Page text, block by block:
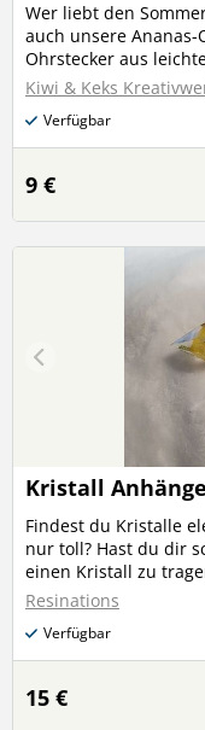
Wer liebt den
auch unsere
Ohrstecker aus
und sehen darüber
rund mit einer
Sommerfrucht: Die
sie dir gleich aus
Produktmaße
Höhe: ca. 10 mm Produktmaße Ohrstecker Ananas
Ausgeschnitten
Kiwi & Keks
Verfügbar
9 €
Kristall
Findest du Kristalle
nur toll? Hast du dir
einen Kristall zu
eingearbeitet ist?
Kristallanhänger an.
Kristall aussehen soll
Bildern? Dann freue
Resinations
Verfügbar
15 €